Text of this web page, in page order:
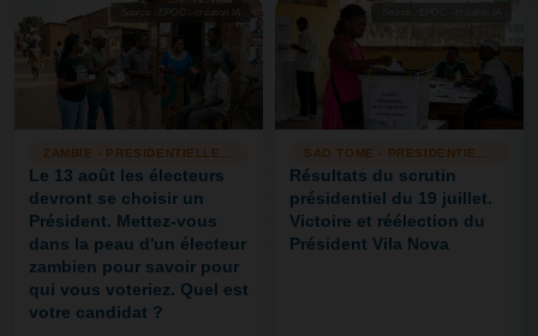
Source : EPOC - création IA
Le 13 août les électeurs
devront se choisir un
Président. Mettez-vous
dans la peau d'un électeur
zambien pour savoir pour
qui vous voteriez. Quel est
votre candidat ?
Résultats du scrutin
présidentiel du 19 juillet.
Victoire et réélection du
Président Vila Nova